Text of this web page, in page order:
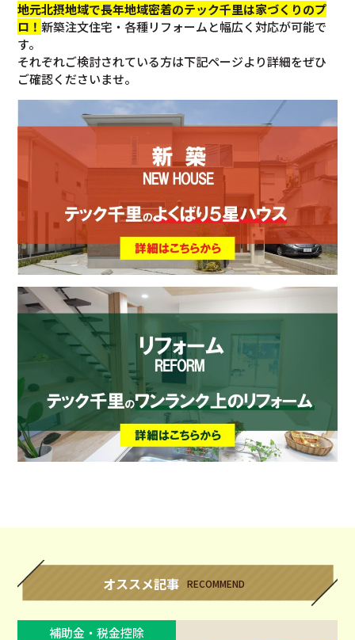
地元北摂地域で長年地域密着のテック千里は家づくりのプ
ロ！新築注文住宅・各種リフォームと幅広く対応が可能で
す。
それぞれご検討されている方は下記ページより詳細をぜひ
ご確認くださいませ。
オススメ記事 RECOMMEND
補助金・税金控除